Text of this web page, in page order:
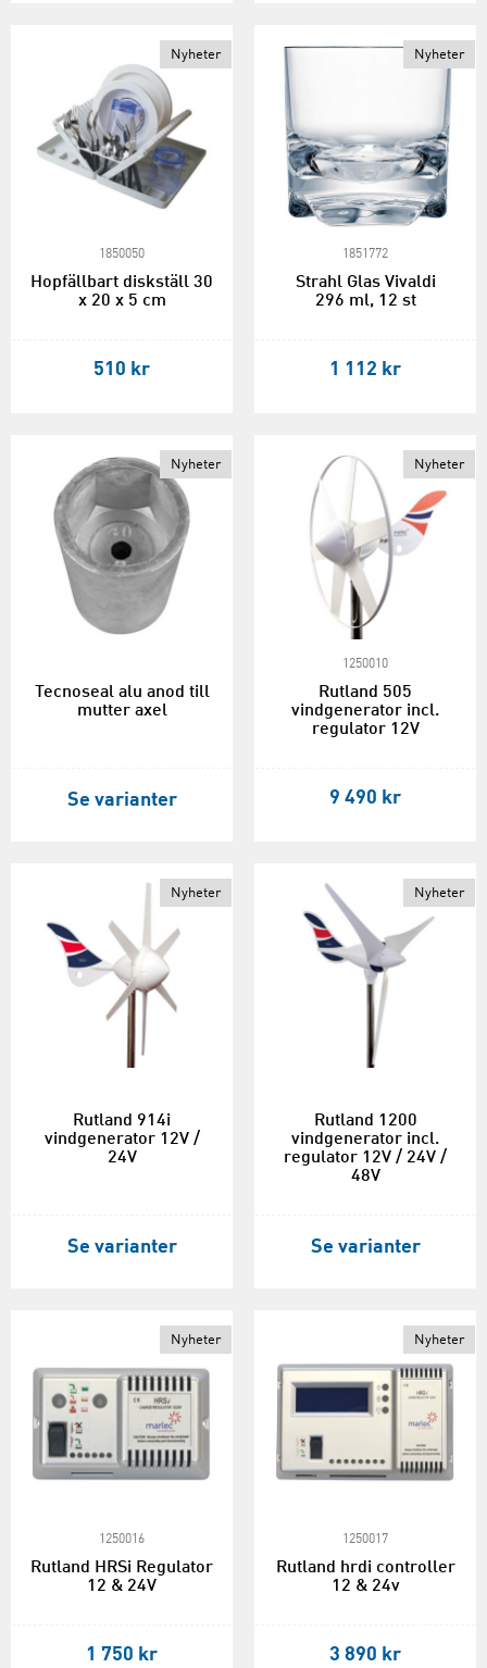
Nyheter
1850050
Hopfällbart diskställ 30
x 20 x 5 cm
510 kr
Nyheter
1851772
Strahl Glas Vivaldi
296 ml, 12 st
1 112 kr
Nyheter
Tecnoseal alu anod till
mutter axel
Se varianter
Nyheter
1250010
Rutland 505
vindgenerator incl.
regulator 12V
9 490 kr
Nyheter
Rutland 914i
vindgenerator 12V /
24V
Se varianter
Nyheter
Rutland 1200
vindgenerator incl.
regulator 12V / 24V /
48V
Se varianter
Nyheter
1250016
Rutland HRSi Regulator
12 & 24V
1 750 kr
Nyheter
1250017
Rutland hrdi controller
12 & 24v
3 890 kr